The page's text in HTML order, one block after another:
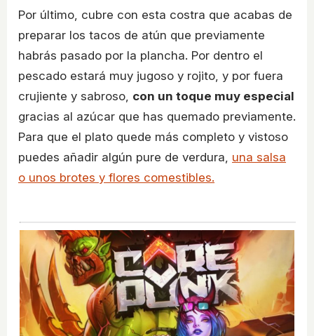
Por último, cubre con esta costra que acabas de
preparar los tacos de atún que previamente
habrás pasado por la plancha. Por dentro el
pescado estará muy jugoso y rojito, y por fuera
crujiente y sabroso, con un toque muy especial
gracias al azúcar que has quemado previamente.
Para que el plato quede más completo y vistoso
puedes añadir algún pure de verdura, una salsa
o unos brotes y flores comestibles.